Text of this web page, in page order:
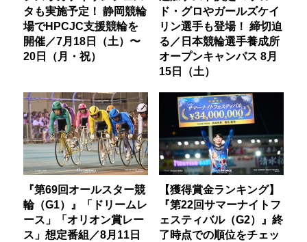
タも実施予定！ 静岡競輪
場でHPCJC支援競輪を
開催／7月18日（土）〜
20日（月・祝）
ド・グロやガールズケイ
リン選手も登場！ 締切迫
る／日本競輪選手養成所
オープンキャンパス 8月
15日（土）
『第69回オールスター競
輪（G1）』「ドリームレ
ース」「オリオン賞レー
ス」想定番組／8月11日
【獲得賞金ランキング】
『第22回サマーナイトフ
ェスティバル（G2）』終
了時点での順位をチェッ